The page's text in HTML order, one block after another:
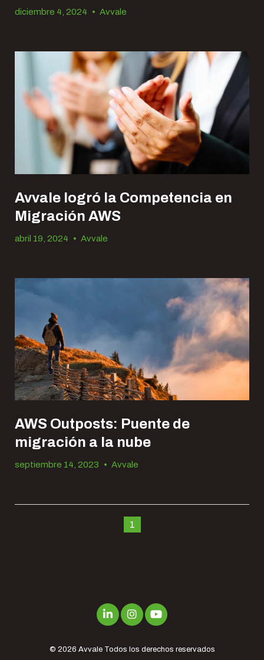
diciembre 4, 2024 • Avvale
Avvale logró la Competencia en
Migración AWS
abril 19, 2024 • Avvale
AWS Outposts: Puente de
migración a la nube
septiembre 14, 2023 • Avvale
1
© 2026 AvvaleTodos los derechos reservados